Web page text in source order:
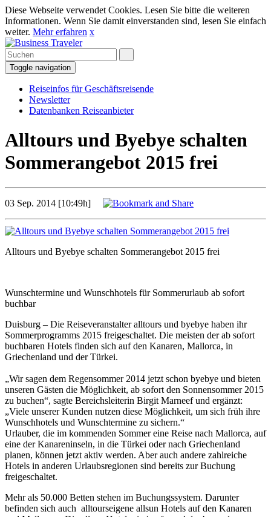
Diese Webseite verwendet Cookies. Lesen Sie bitte die weiteren
Informationen. Wenn Sie damit einverstanden sind, lesen Sie einfach
weiter. Mehr erfahren x
Toggle navigation
Reiseinfos für Geschäftsreisende
Newsletter
Datenbanken Reiseanbieter
Alltours und Byebye schalten
Sommerangebot 2015 frei
03 Sep. 2014 [10:49h]
Alltours und Byebye schalten Sommerangebot 2015 frei
Wunschtermine und Wunschhotels für Sommerurlaub ab sofort
buchbar
Duisburg – Die Reiseveranstalter alltours und byebye haben ihr
Sommerprogramms 2015 freigeschaltet. Die meisten der ab sofort
buchbaren Hotels finden sich auf den Kanaren, Mallorca, in
Griechenland und der Türkei.
„Wir sagen dem Regensommer 2014 jetzt schon byebye und bieten
unseren Gästen die Möglichkeit, ab sofort den Sonnensommer 2015
zu buchen“, sagte Bereichsleiterin Birgit Marneef und ergänzt:
„Viele unserer Kunden nutzen diese Möglichkeit, um sich früh ihre
Wunschhotels und Wunschtermine zu sichern.“
Urlauber, die im kommenden Sommer eine Reise nach Mallorca, auf
eine der Kanareninseln, in die Türkei oder nach Griechenland
planen, können jetzt aktiv werden. Aber auch andere zahlreiche
Hotels in anderen Urlaubsregionen sind bereits zur Buchung
freigeschaltet.
Mehr als 50.000 Betten stehen im Buchungssystem. Darunter
befinden sich auch alltourseigene allsun Hotels auf den Kanaren